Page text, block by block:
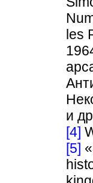
les
и
[4]
[5]